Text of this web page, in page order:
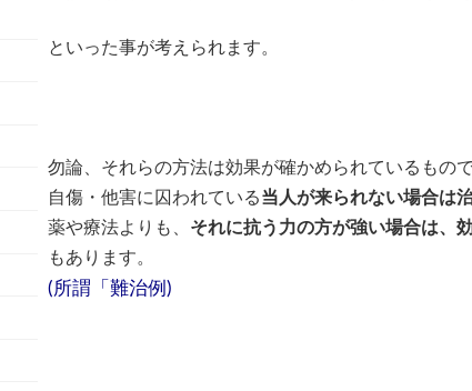
といった事が考えられます。
勿論、それらの方法は効果が確かめられているもので
自傷・他害に囚われている当人が来られない場合は
薬や療法よりも、 それに抗う力の方が強い場合は、
もあります。
(所謂「難治例)